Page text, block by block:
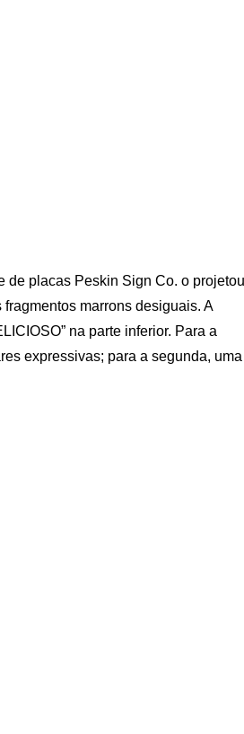
de placas Peskin Sign Co. o
marrons desiguais. A
na parte inferior. Para a
expressivas; para a segunda, uma